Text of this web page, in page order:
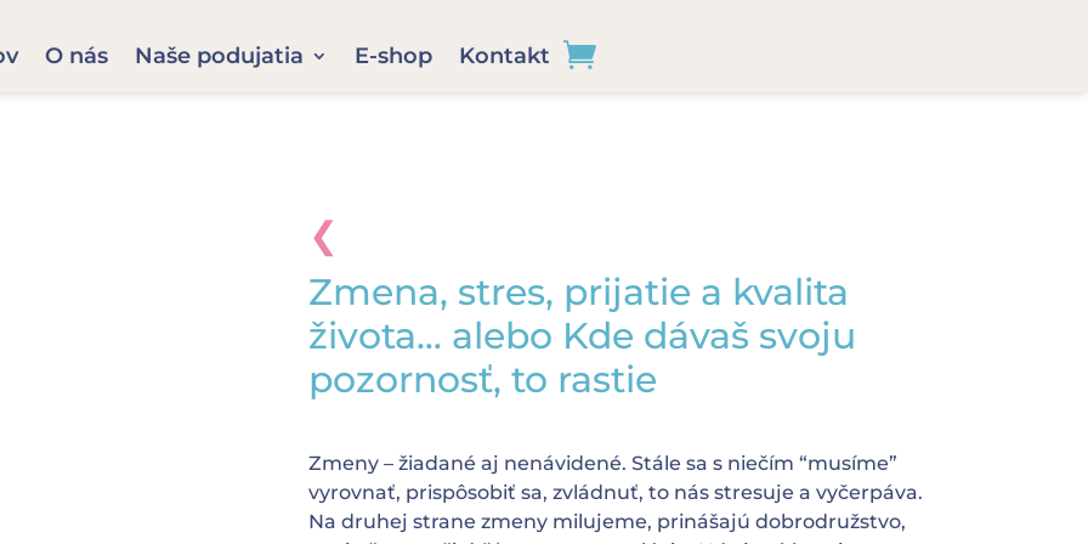
O nás Naše podujatia E-shop Kontakt
❮
Zmena, stres, prijatie a kvalita
života… alebo Kde dávaš svoju
pozornosť, to rastie
Zmeny – žiadané aj nenávidené. Stále sa s niečím “musíme”
vyrovnať, prispôsobiť sa, zvládnuť, to nás stresuje a vyčerpáva.
Na druhej strane zmeny milujeme, prinášajú dobrodružstvo,